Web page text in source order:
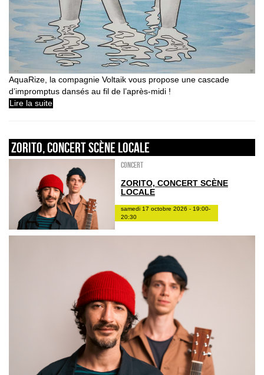
AquaRize, la compagnie Voltaik vous propose une cascade
d’impromptus dansés au fil de l’après-midi !
Lire la suite
Zorito, concert scène locale
Concert
ZORITO, CONCERT SCÈNE
LOCALE
samedi 17 octobre 2026 - 19:00-
20:30